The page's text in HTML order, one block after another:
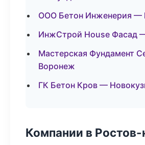
ООО Бетон Инженерия —
ИнжСтрой House Фасад
Мастерская Фундамент
Воронеж
ГК Бетон Кров —
Компании в